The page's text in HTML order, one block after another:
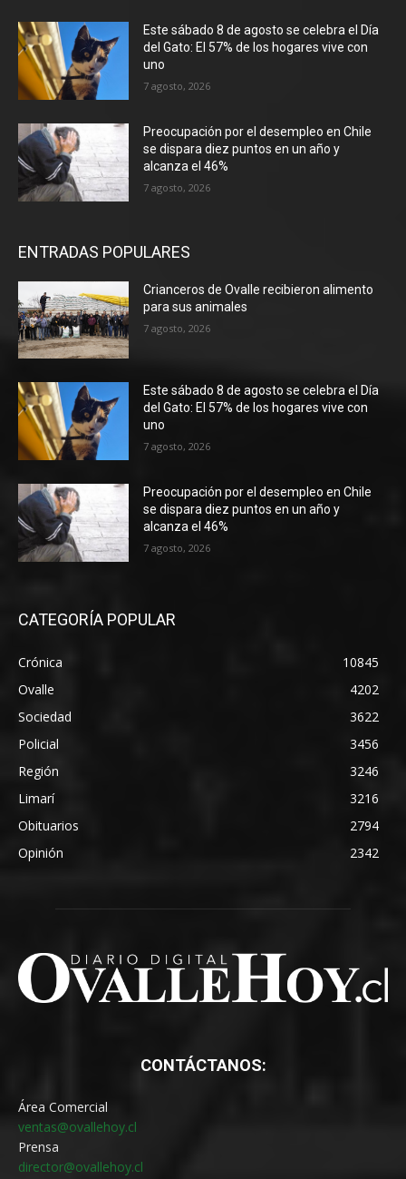
Este sábado 8 de agosto se celebra el Día
del Gato: El 57% de los hogares vive con
uno
7 agosto, 2026
Preocupación por el desempleo en Chile
se dispara diez puntos en un año y
alcanza el 46%
7 agosto, 2026
ENTRADAS POPULARES
Crianceros de Ovalle recibieron alimento
para sus animales
7 agosto, 2026
Este sábado 8 de agosto se celebra el Día
del Gato: El 57% de los hogares vive con
uno
7 agosto, 2026
Preocupación por el desempleo en Chile
se dispara diez puntos en un año y
alcanza el 46%
7 agosto, 2026
CATEGORÍA POPULAR
Crónica
10845
Ovalle
4202
Sociedad
3622
Policial
3456
Región
3246
Limarí
3216
Obituarios
2794
Opinión
2342
CONTÁCTANOS:
Área Comercial
ventas@ovallehoy.cl
Prensa
director@ovallehoy.cl